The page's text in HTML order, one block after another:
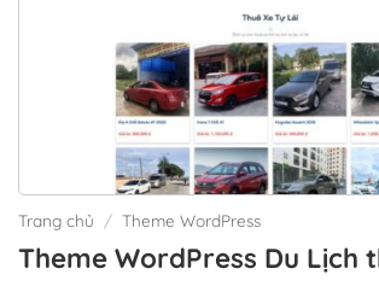
Trang chủ / Theme WordPress
Theme WordPress Du Lịch